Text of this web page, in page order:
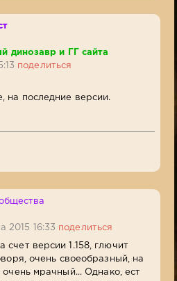
динозавр и ГГ сайта
поделиться
на последние версии.
2015 16:33 поделиться
счет версии 1.158, глючит
очень своеобразный, на
очень мрачный... Однако, ест